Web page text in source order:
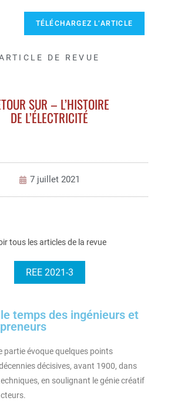
TÉLÉCHARGEZ L’ARTICLE
DE REVUE
SUR – L’HISTOIRE
DE L’ÉLECTRICITÉ
7 juillet 2021
tous les articles de la revue
REE 2021-3
temps des ingénieurs et
partie évoque quelques points
décisives, avant 1900, dans
en soulignant le génie créatif